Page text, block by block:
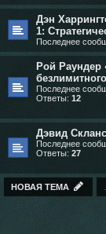
Дэн
1:
Последнее
Рой Раундер
Последнее
Ответы: 12
Дэвид
Последнее
Ответы: 27
НОВАЯ ТЕМА